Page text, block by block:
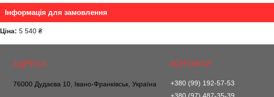
Інформація для замовлення
Ціна: 5 540 ₴
76000 Дудаєва 10, Івано-Франківськ, Україна
+380 (99) 192-57-53